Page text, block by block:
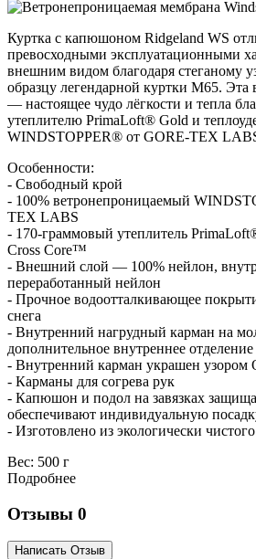
Куртка с капюшоном Ridgeland WS
превосходными эксплуатационными
внешним видом благодаря стеганому
образцу легендарной куртки M65. Эта
— настоящее чудо лёгкости и тепла
утеплителю PrimaLoft® Gold и
WINDSTOPPER® от GORE-TEX
Особенности:
- Свободный крой
- 100% ветронепроницаемый
TEX LABS
- 170-граммовый утеплитель
Cross Core™
- Внешний слой — 100% нейлон,
переработанный нейлон
- Прочное водоотталкивающее
снега
- Внутренний нагрудный карман на
дополнительное внутреннее
- Внутренний карман украшен узором
- Карманы для согрева рук
- Капюшон и подол на завязках
обеспечивают индивидуальную
- Изготовлено из экологически
Вес: 500 г
Подробнее
Отзывы 0